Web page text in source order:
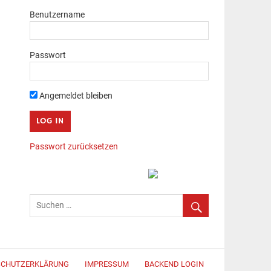
Benutzername
Passwort
Angemeldet bleiben
Passwort zurücksetzen
IMPRESSUM BACKEND LOGIN